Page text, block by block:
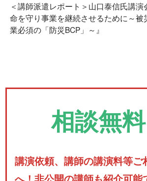
＜講師派遣レポート＞山口泰信氏講演
命を守り事業を継続させるために～被
業必須の「防災BCP」～』
相談無料
講演依頼、講師の講演料等ご
へ！非公開の講師も紹介可能